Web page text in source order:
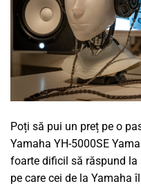
Poți să pui un preț pe o
Yamaha YH-5000SE
foarte dificil să răspund la
pe care cei de la Yamaha